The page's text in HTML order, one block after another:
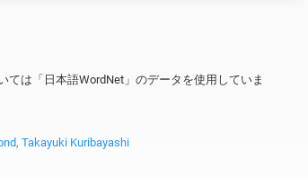
は「日本語WordNet」のデータを使用していま
Takayuki Kuribayashi